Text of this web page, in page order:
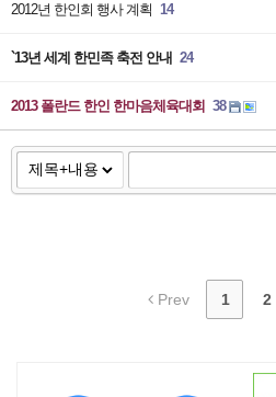
2012년 한인회 행사 계획 14
`13년 세계 한민족 축전 안내 24
2013 폴란드 한인 한마음체육대회 38
Prev 1 2